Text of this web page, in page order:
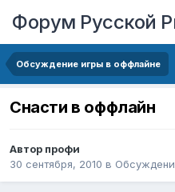
Форум Русской
Обсуждение игры в оффлайне
Снасти в оффлайн
Автор профи
30 сентября, 2010 в